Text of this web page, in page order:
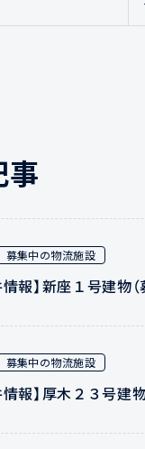
事
募集中の物流施設
報】新座１号建物（
募集中の物流施設
情報】厚木２３号建